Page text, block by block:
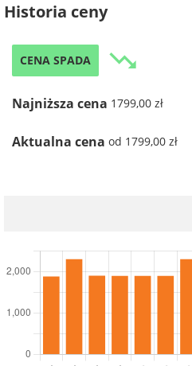
Historia ceny
CENA SPADA trending_down
Najniższa cena 1799,00 zł
Aktualna cena od 1799,00 zł